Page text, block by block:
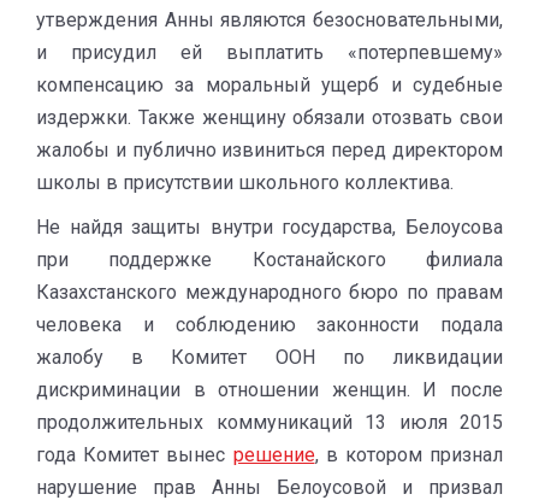
утверждения Анны являются безосновательными,
и присудил ей выплатить «потерпевшему»
компенсацию за моральный ущерб и судебные
издержки. Также женщину обязали отозвать свои
жалобы и публично извиниться перед директором
школы в присутствии школьного коллектива.
Не найдя защиты внутри государства, Белоусова
при поддержке Костанайского филиала
Казахстанского международного бюро по правам
человека и соблюдению законности подала
жалобу в Комитет ООН по ликвидации
дискриминации в отношении женщин. И после
продолжительных коммуникаций 13 июля 2015
года Комитет вынес решение, в котором признал
нарушение прав Анны Белоусовой и призвал